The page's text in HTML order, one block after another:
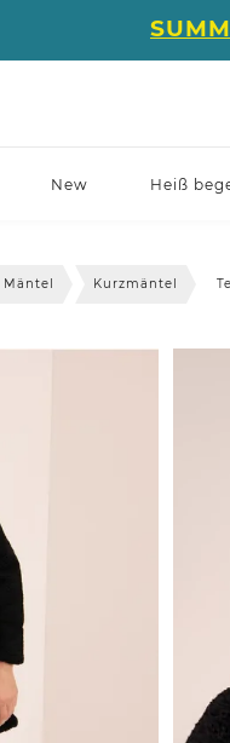
New Heiß
Mäntel Kurzmäntel